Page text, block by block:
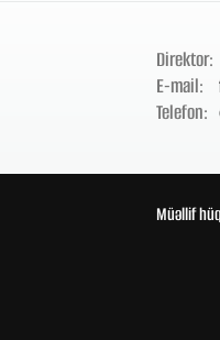
Direktor:
E-mail:
Telefon:
Müəllif